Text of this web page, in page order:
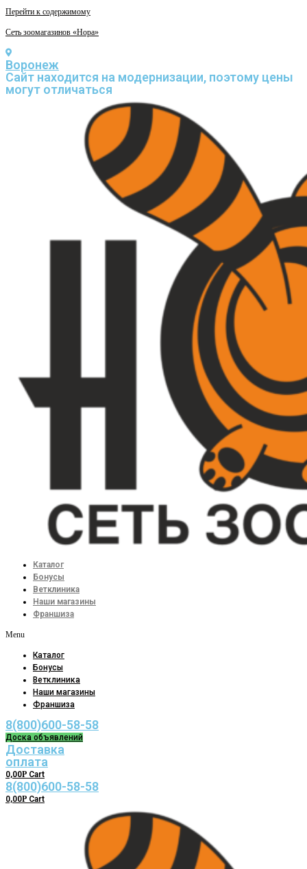
Перейти к содержимому
Сеть зоомагазинов «Нора»
Воронеж
Cайт находится на модернизации, поэтому цены
могут отличаться
Каталог
Бонусы
Ветклиника
Наши магазины
Франшиза
Menu
Каталог
Бонусы
Ветклиника
Наши магазины
Франшиза
8(800)600-58-58
Доска объявлений
Доставка
оплата
0,00Р Cart
8(800)600-58-58
0,00Р Cart